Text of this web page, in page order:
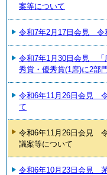
案等について
令和7年2月17日会見 令
令和7年1月30日会見 「
秀賞・優秀賞(1席)に2部
令和6年11月26日会見
て
令和6年11月26日会見
議案等について
令和6年10月23日会見